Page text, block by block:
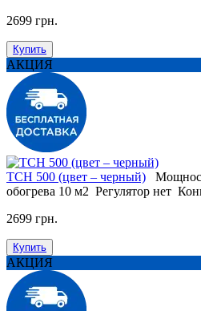
2699 грн.
Купить
АКЦИЯ
TCH 500 (цвет – черный)
обогрева 10 м2 Регулятор нет
2699 грн.
Купить
АКЦИЯ